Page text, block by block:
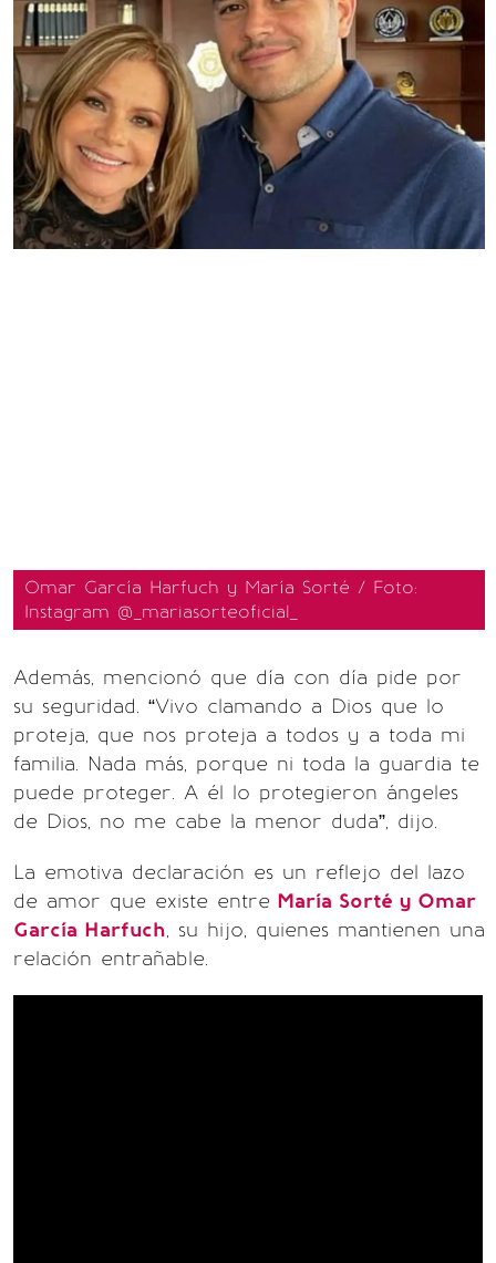
Omar García Harfuch y María Sorté / Foto:
Instagram @_mariasorteoficial_
Además, mencionó que día con día pide por
su seguridad. “Vivo clamando a Dios que lo
proteja, que nos proteja a todos y a toda mi
familia. Nada más, porque ni toda la guardia te
puede proteger. A él lo protegieron ángeles
de Dios, no me cabe la menor duda”, dijo.
La emotiva declaración es un reflejo del lazo
de amor que existe entre María Sorté y Omar
García Harfuch, su hijo, quienes mantienen una
relación entrañable.